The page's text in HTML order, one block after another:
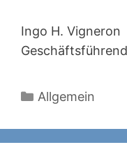
Ingo H. Vigneron
Kategorien
Allgemein